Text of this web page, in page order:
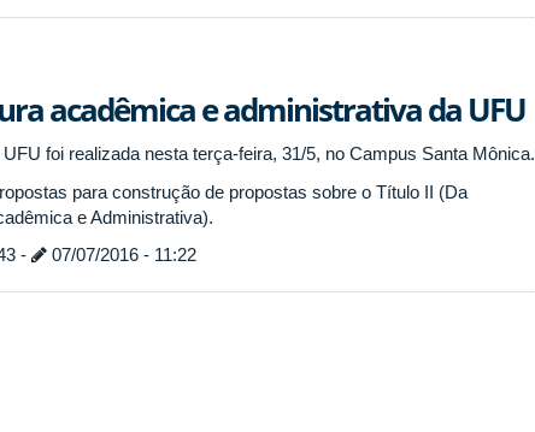
acadêmica e administrativa da UFU
foi realizada nesta terça-feira, 31/5, no Campus Santa Mônica.
para construção de propostas sobre o Título II (Da
e Administrativa).
- 07/07/2016 - 11:22